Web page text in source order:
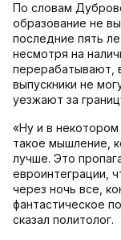
По словам
образование не
последние пять
несмотря на
перерабатывают,
выпускники не
уезжают за
«Ну и в некотором
такое мышление,
лучше. Это
евроинтеграции,
через ночь все,
фантастическое
сказал политолог.